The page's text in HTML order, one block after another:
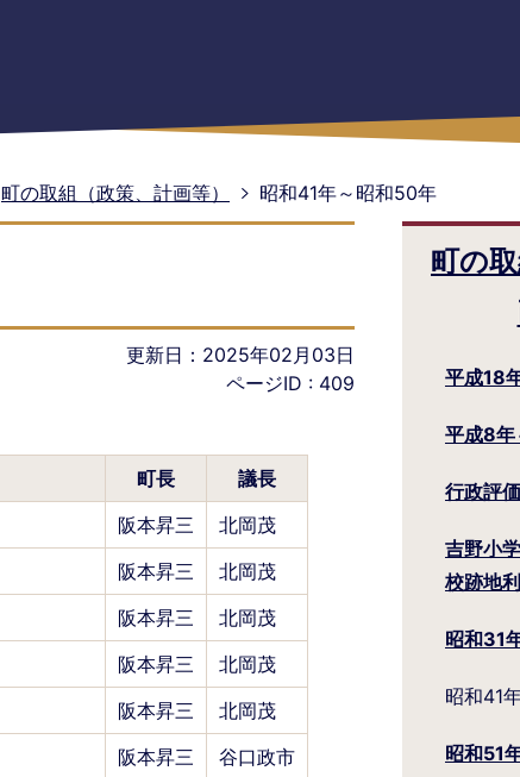
町の取組（政策、計画等） 昭和41年～昭和50年
更新日：2025年02月03日
ページID : 409
町長
議長
阪本昇三
北岡茂
阪本昇三
北岡茂
阪本昇三
北岡茂
阪本昇三
北岡茂
阪本昇三
北岡茂
阪本昇三
谷口政市
町の
平成18
平成8年
行政評価
吉野小
校跡地
昭和31
昭和41
昭和51